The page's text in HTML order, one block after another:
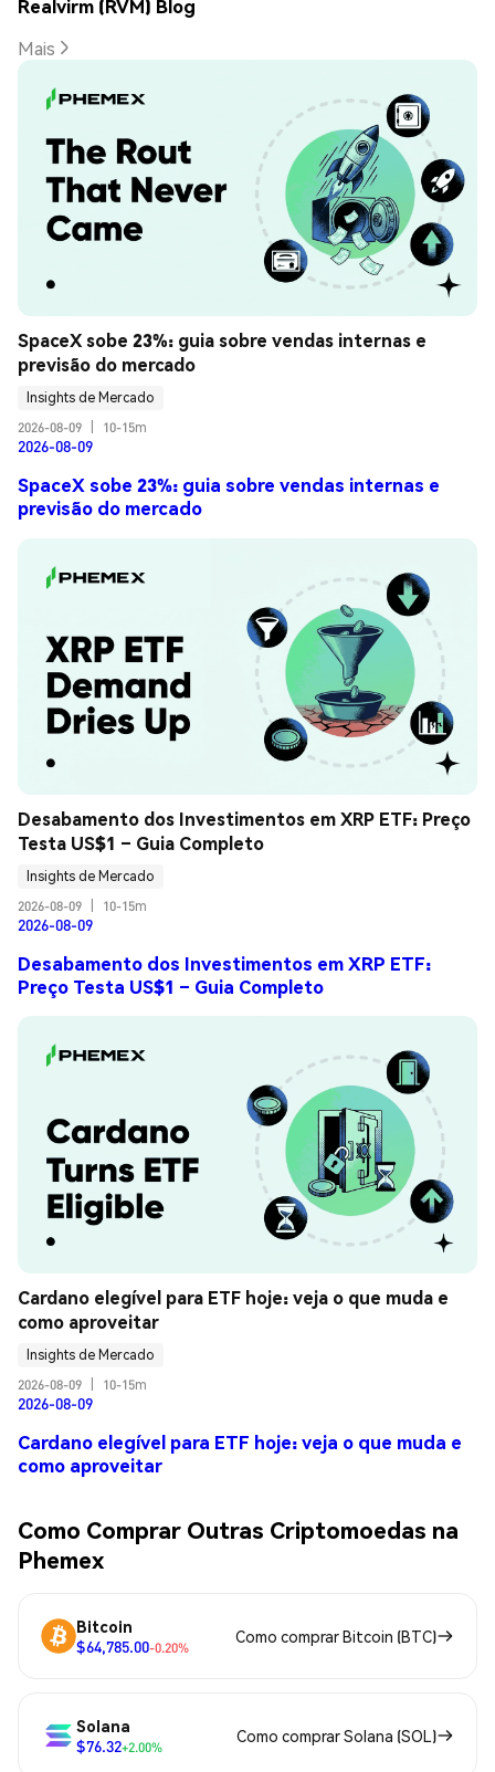
Realvirm (RVM) Blog
Mais
SpaceX sobe 23%: guia sobre vendas internas e
previsão do mercado
Insights de Mercado
2026-08-09
10-15m
2026-08-09
SpaceX sobe 23%: guia sobre vendas internas e
previsão do mercado
Desabamento dos Investimentos em XRP ETF: Preço
Testa US$1 – Guia Completo
Insights de Mercado
2026-08-09
10-15m
2026-08-09
Desabamento dos Investimentos em XRP ETF:
Preço Testa US$1 – Guia Completo
Cardano elegível para ETF hoje: veja o que muda e
como aproveitar
Insights de Mercado
2026-08-09
10-15m
2026-08-09
Cardano elegível para ETF hoje: veja o que muda e
como aproveitar
Como Comprar Outras Criptomoedas na
Phemex
Bitcoin
$64,785.00-0.20%
Como comprar Bitcoin (BTC)
Solana
$76.32+2.00%
Como comprar Solana (SOL)